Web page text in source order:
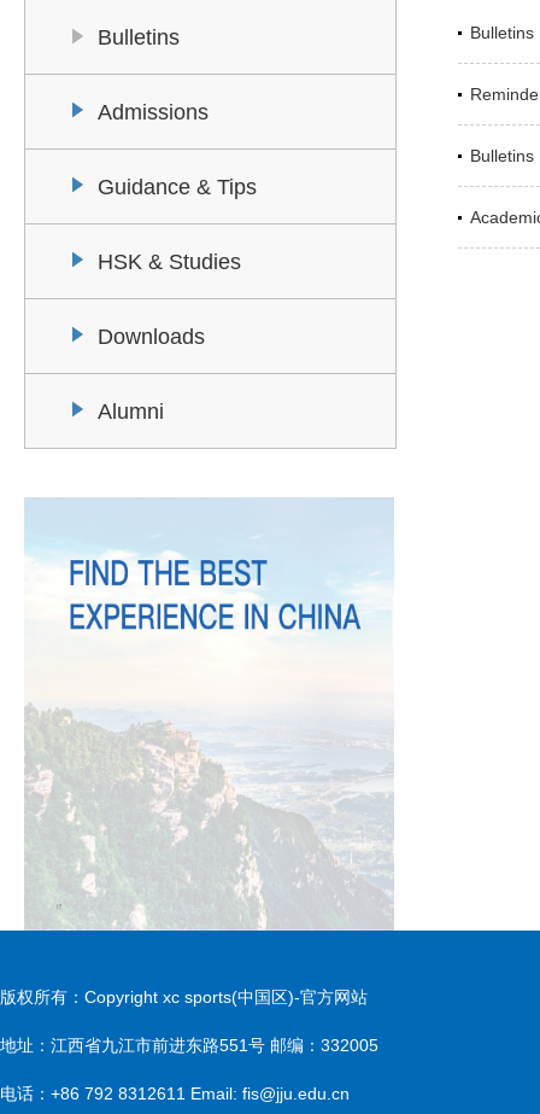
Bulletins
Admissions
Guidance & Tips
HSK & Studies
Downloads
Alumni
Bulletins
Bulletins
版权所有：Copyright xc sports(中国区)-官方网站
地址：江西省九江市前进东路551号 邮编：332005
电话：+86 792 8312611 Email: fis@jju.edu.cn